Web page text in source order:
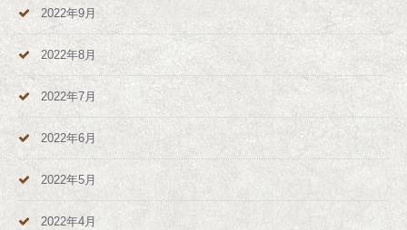
2022年9月
2022年8月
2022年7月
2022年6月
2022年5月
2022年4月